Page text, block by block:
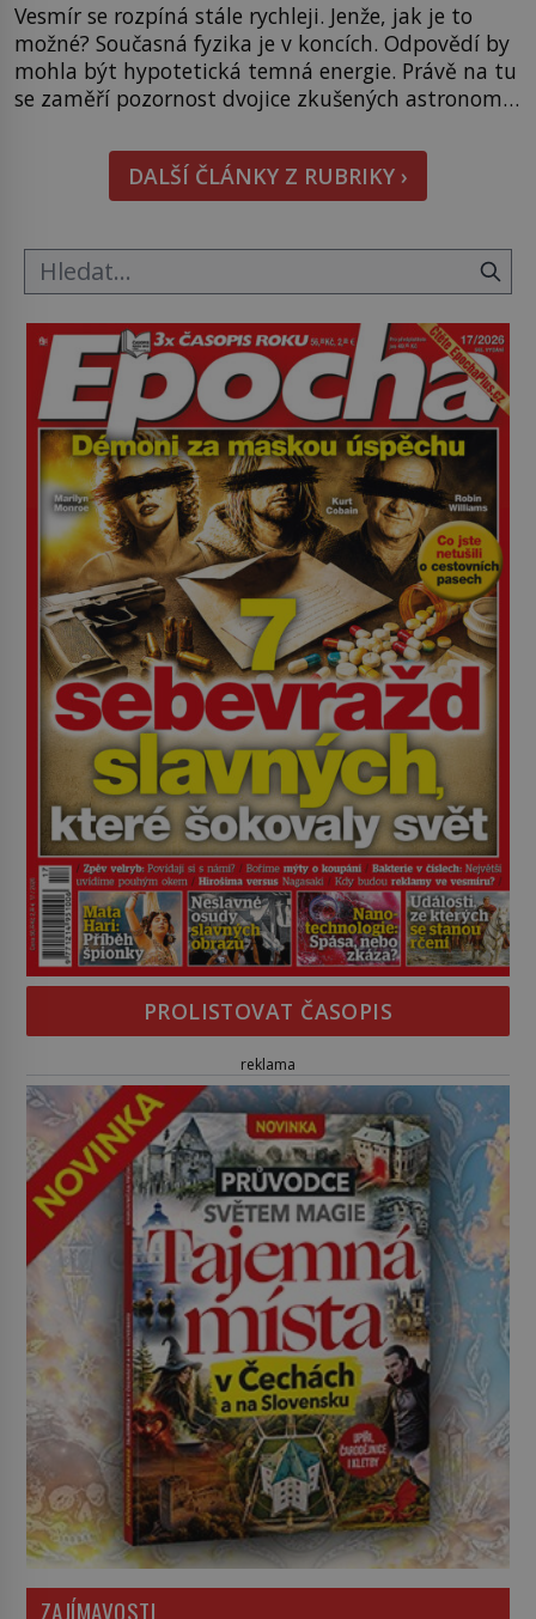
Vesmír se rozpíná stále rychleji. Jenže, jak je to
možné? Současná fyzika je v koncích. Odpovědí by
mohla být hypotetická temná energie. Právě na tu
se zaměří pozornost dvojice zkušených astronomů.
hmatatelnějšího. Naprosto rekordní kometu!
Astronomové Pedro Bernardinelli a Gary Bernstein
mravenčí prací zkoumají archivní snímky v rámci
DALŠÍ ČLÁNKY Z RUBRIKY ›
PROLISTOVAT ČASOPIS
reklama
ZAJÍMAVOSTI